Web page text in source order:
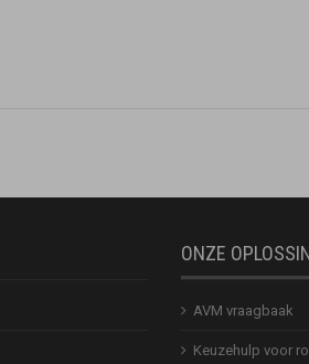
ONZE
AVM vraagbaak
Keuzehulp voor